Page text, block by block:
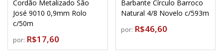
Cordão Metalizado São
José 9010 0,9mm Rolo
c/50m
por: R$17,60
Barbante Círculo Barroco
Natural 4/8 Novelo c/593m
por: R$46,60